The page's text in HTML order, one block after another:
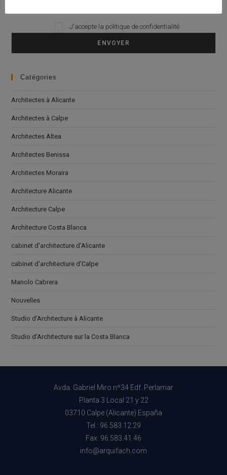
Please leave this field empty.
J'accepte la politique de confidentialité
Catégories
Architectes à Alicante
Architectes à Calpe
Architectes Altea
Architectes Benissa
Architectes Moraira
Architecture Alicante
Architecture Calpe
Architecture Costa Blanca
cabinet d'architecture d'Alicante
cabinet d'architecture d'Calpe
Manolo Cabrera
Nouvelles
Studio d'Architecture à Alicante
Studio d'Architecture sur la Costa Blanca
Avda. Gabriel Miro nº34 Edf. Perlamar
Planta 3 Local 21 y 22
03710 Calpe (Alicante) España
Tel.: 96.583.12.29
Fax: 96.583.41.46
info@arquifach.com